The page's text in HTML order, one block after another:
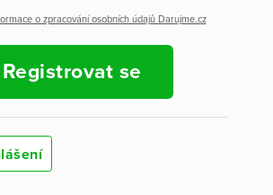
o zpracování osobních údajů Darujme.cz
Registrovat se